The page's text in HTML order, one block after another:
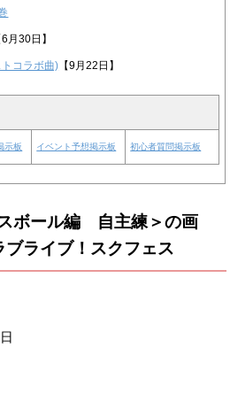
6月30日】
コラボ曲) 【9月22日】
示板 イベント予想掲示板 初心者質問掲示板
ボール編 自主練＞の画
ライブ！スクフェス